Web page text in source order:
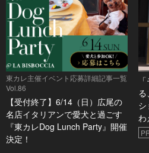
東カレ主催イベント応募詳細記事一覧
Vol.86
【受付終了】6/14（日）広尾の
名店イタリアンで愛犬と過ごす
『東カレDog Lunch Party』開催
決定！
わ